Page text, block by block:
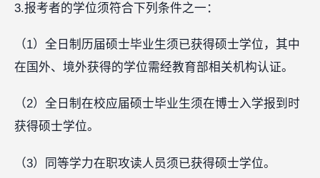
3.报考者的学位须符合下列条件之一：
（1）全日制历届硕士毕业生须已获得硕士学位，其中
在国外、境外获得的学位需经教育部相关机构认证。
（2）全日制在校应届硕士毕业生须在博士入学报到时
获得硕士学位。
（3）同等学力在职攻读人员须已获得硕士学位。